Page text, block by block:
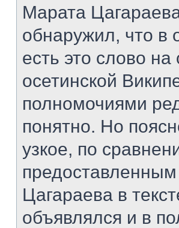
Марата
обнаружил, что в
есть это слово
осетинской
полномочиями
понятно. Но
узкое, по
Цагараева в
объявлялся и в